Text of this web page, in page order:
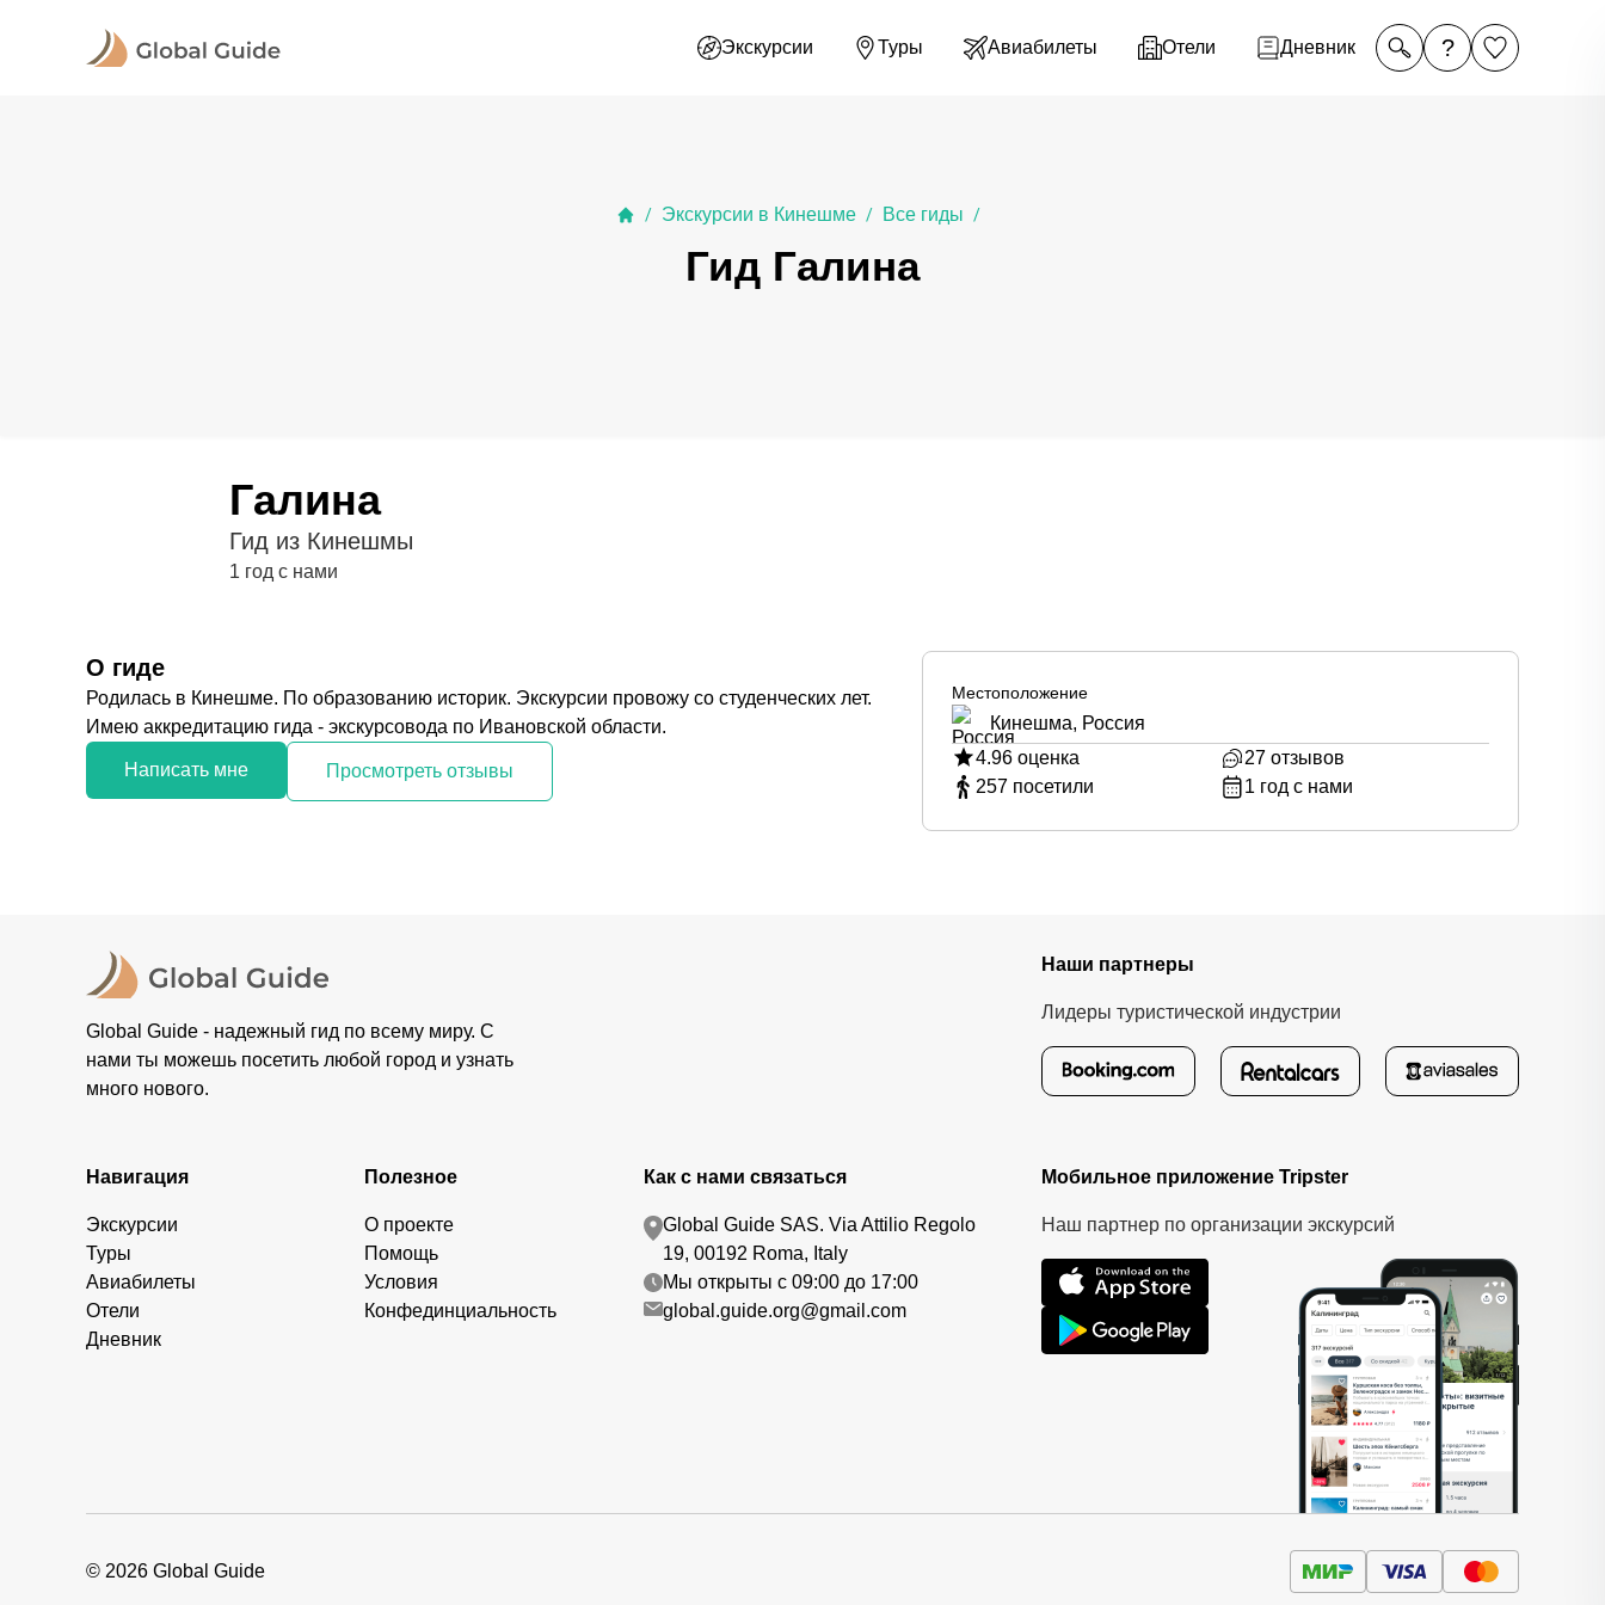
Экскурсии Туры Авиабилеты Отели Дневник ?
/ Экскурсии в Кинешме / Все гиды /
Гид Галина
Галина
Гид из Кинешмы
1 год с нами
О гиде
Родилась в Кинешме. По образованию историк. Экскурсии провожу со студенческих лет.
Имею аккредитацию гида - экскурсовода по Ивановской области.
Написать мне Просмотреть отзывы
Местоположение
Кинешма, Россия
4.96 оценка 27 отзывов
257 посетили 1 год с нами
Global Guide - надежный гид по всему миру. С
нами ты можешь посетить любой город и узнать
много нового.
Наши партнеры
Лидеры туристической индустрии
Навигация
Экскурсии
Туры
Авиабилеты
Отели
Дневник
Полезное
О проекте
Помощь
Условия
Конфединциальность
Как с нами связаться
Global Guide SAS. Via Attilio Regolo
19, 00192 Roma, Italy
Мы открыты с 09:00 до 17:00
global.guide.org@gmail.com
Мобильное приложение Tripster
Наш партнер по организации экскурсий
© 2026 Global Guide